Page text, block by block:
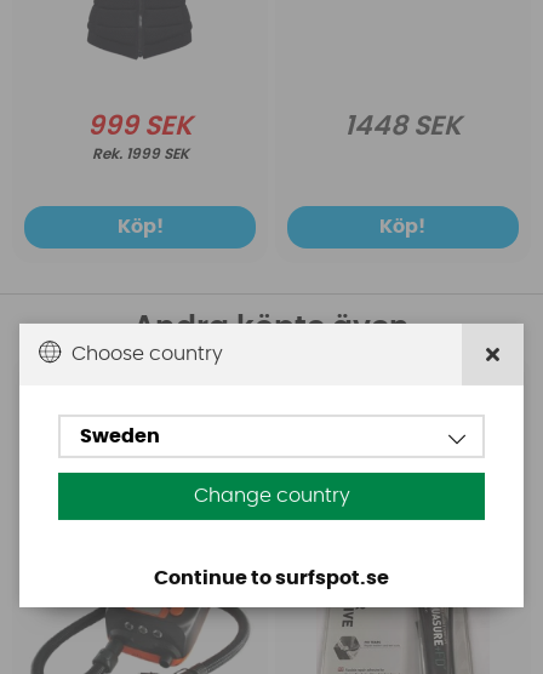
999 SEK
1999 SEK
Köp!
1448 SEK
Köp!
Andra köpte även
Base Rechargeable
Choose country
Sweden
Change country
Continue to surfspot.se